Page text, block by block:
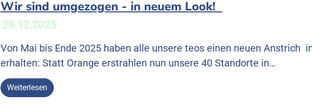
Wir sind umgezogen - in neuem Look!
29.12.2025
Von Mai bis Ende 2025 haben alle unsere teos einen neuen Anstrich
erhalten: Statt Orange erstrahlen nun unsere 40 Standorte in…
Weiterlesen